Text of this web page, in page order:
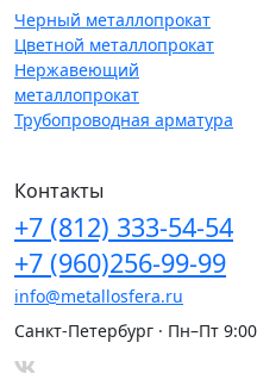
Черный металлопрокат
Цветной металлопрокат
Нержавеющий
металлопрокат
Трубопроводная арматура
Контакты
+7 (812) 333-54-54
+7 (960)256-99-99
info@metallosfera.ru
Санкт-Петербург · Пн–Пт